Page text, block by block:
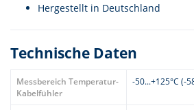
Hergestellt in Deutschland
Technische Daten
Messbereich Temperatur-
Kabelfühler
-50...+125°C (-